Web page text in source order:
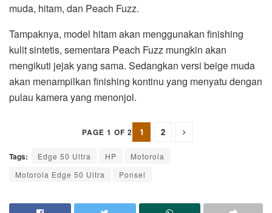
muda, hitam, dan Peach Fuzz.
Tampaknya, model hitam akan menggunakan finishing
kulit sintetis, sementara Peach Fuzz mungkin akan
mengikuti jejak yang sama. Sedangkan versi beige muda
akan menampilkan finishing kontinu yang menyatu dengan
pulau kamera yang menonjol.
PAGE 1 OF 2 1 2
Tags: Edge 50 Ultra HP
Motorola
Motorola Edge 50 Ultra
Ponsel